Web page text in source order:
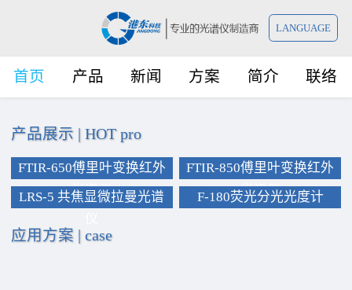
LANGUAGE
首页 产品 新闻 方案 简介 联络
产品展示 HOT pro
FTIR-650傅里叶变换红外
光谱仪
FTIR-850傅里叶变换红外
光谱仪
LRS-5 共焦显微拉曼光谱
F-180荧光分光光度计
应用方案 | case